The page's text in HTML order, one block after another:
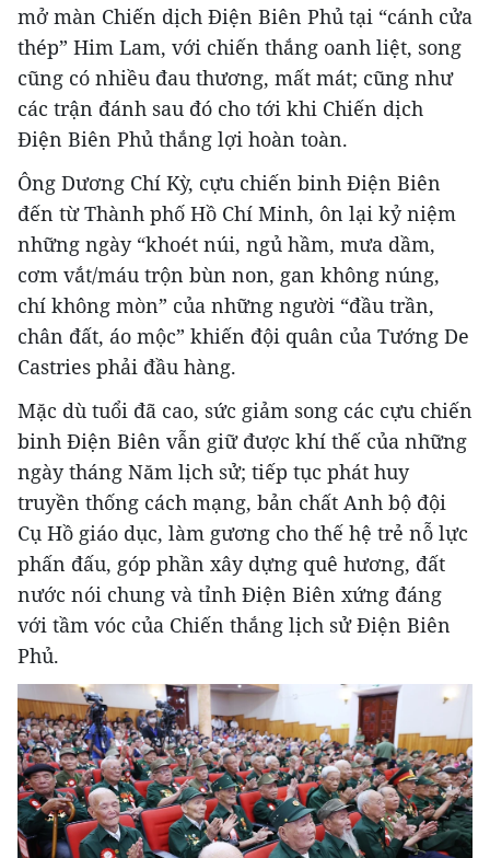
mở màn Chiến dịch Điện Biên Phủ tại “cánh cửa
thép” Him Lam, với chiến thắng oanh liệt, song
cũng có nhiều đau thương, mất mát; cũng như
các trận đánh sau đó cho tới khi Chiến dịch
Điện Biên Phủ thắng lợi hoàn toàn.
Ông Dương Chí Kỳ, cựu chiến binh Điện Biên
đến từ Thành phố Hồ Chí Minh, ôn lại kỷ niệm
những ngày “khoét núi, ngủ hầm, mưa dầm,
cơm vắt/máu trộn bùn non, gan không núng,
chí không mòn” của những người “đầu trần,
chân đất, áo mộc” khiến đội quân của Tướng De
Castries phải đầu hàng.
Mặc dù tuổi đã cao, sức giảm song các cựu chiến
binh Điện Biên vẫn giữ được khí thế của những
ngày tháng Năm lịch sử; tiếp tục phát huy
truyền thống cách mạng, bản chất Anh bộ đội
Cụ Hồ giáo dục, làm gương cho thế hệ trẻ nỗ lực
phấn đấu, góp phần xây dựng quê hương, đất
nước nói chung và tỉnh Điện Biên xứng đáng
với tầm vóc của Chiến thắng lịch sử Điện Biên
Phủ.